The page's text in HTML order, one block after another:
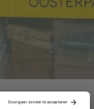
met